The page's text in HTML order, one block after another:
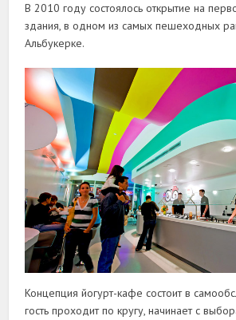
В 2010 году состоялось открытие на
здания, в одном из самых пешеходных
Альбукерке.
Концепция йогурт-кафе состоит в
гость проходит по кругу, начинает с